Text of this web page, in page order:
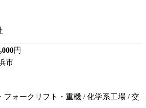
円
市
フォークリフト・重機 / 化学系工場 / 交